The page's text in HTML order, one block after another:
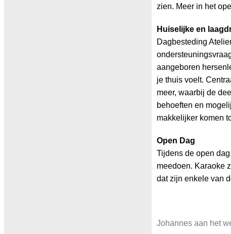
zien. Meer in het
Huiselijke en
Dagbesteding
aangeboren
je thuis voelt.
meer, waarbij de
behoeften en
makkelijker komen
Open Dag
Tijdens de open
meedoen. Karaoke
dat zijn enkele van
Johannes aan het